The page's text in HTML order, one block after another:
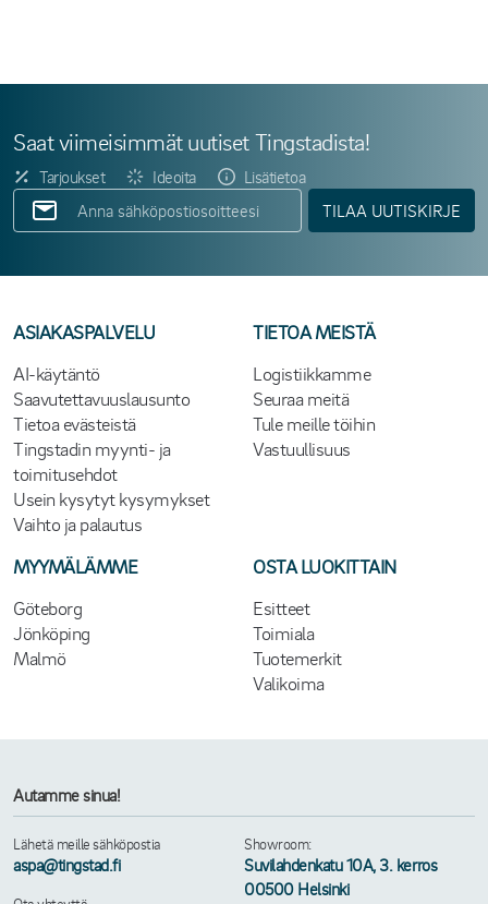
Saat viimeisimmät uutiset Tingstadista!
Tarjoukset Ideoita
Lisätietoa
TILAA UUTISKIRJE
ASIAKASPALVELU
AI-käytäntö
Saavutettavuuslausunto
Tietoa evästeistä
Tingstadin myynti- ja
toimitusehdot
Usein kysytyt kysymykset
Vaihto ja palautus
TIETOA MEISTÄ
Logistiikkamme
Seuraa meitä
Tule meille töihin
Vastuullisuus
MYYMÄLÄMME
Göteborg
Jönköping
Malmö
OSTA LUOKITTAIN
Esitteet
Toimiala
Tuotemerkit
Valikoima
Autamme sinua!
Lähetä meille sähköpostia
aspa@tingstad.fi
Showroom:
Suvilahdenkatu 10A, 3. kerros
00500 Helsinki